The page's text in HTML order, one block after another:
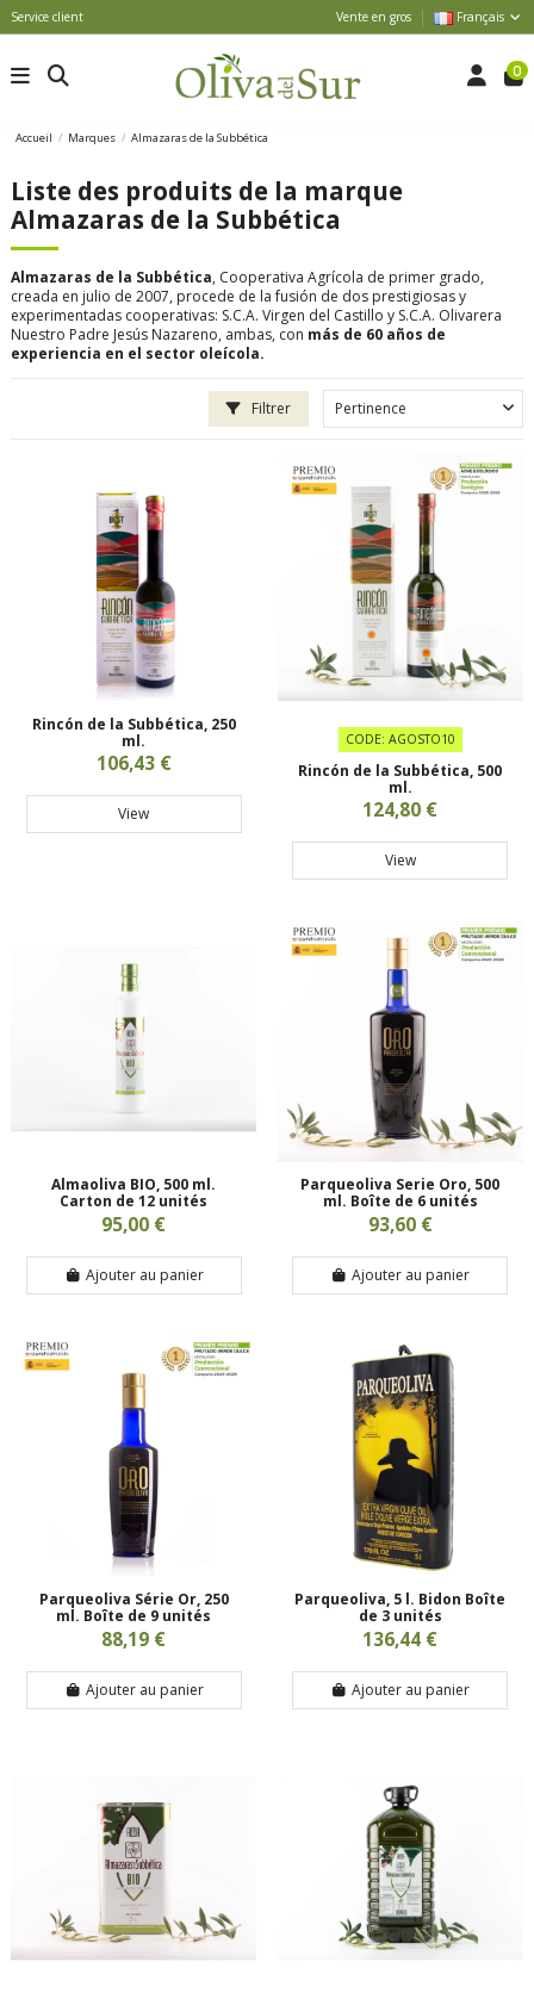
Service client Vente en gros Français
0
Accueil Marques Almazaras de la Subbética
Liste des produits de la marque
Almazaras de la Subbética
Almazaras de la Subbética, Cooperativa Agrícola de primer grado,
creada en julio de 2007, procede de la fusión de dos prestigiosas y
experimentadas cooperativas: S.C.A. Virgen del Castillo y S.C.A. Olivarera
Nuestro Padre Jesús Nazareno, ambas, con más de 60 años de
experiencia en el sector oleícola.
Filtrer
Rincón de la Subbética, 250
ml.
106,43 €
View
CODE: AGOSTO10
Rincón de la Subbética, 500
ml.
124,80 €
View
Almaoliva BIO, 500 ml.
Carton de 12 unités
95,00 €
Ajouter au panier
Parqueoliva Serie Oro, 500
ml. Boîte de 6 unités
93,60 €
Ajouter au panier
Parqueoliva Série Or, 250
ml. Boîte de 9 unités
88,19 €
Ajouter au panier
Parqueoliva, 5 l. Bidon Boîte
de 3 unités
136,44 €
Ajouter au panier